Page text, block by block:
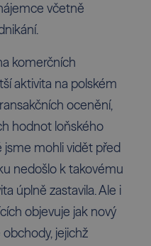
včetně
komerčních
aktivita na polském
ocenění,
hodnot loňského
mohli vidět před
nedošlo k takovému
úplně zastavila. Ale i
objevuje jak nový
jejichž